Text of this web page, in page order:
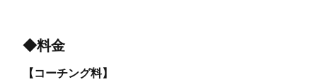
◆料金
【コーチング料】